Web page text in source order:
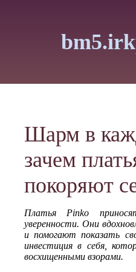
Шарм в
зачем
покоряют
Платья Pinko
уверенности. Они
и помогают показать
инвестиция в себя,
восхищенными взорами.